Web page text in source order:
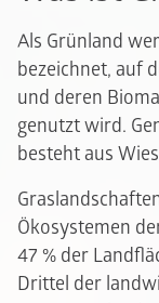
Als Grünland
bezeichnet, auf
und deren
genutzt wird.
besteht aus
Ökosystemen
47 % der
Drittel der